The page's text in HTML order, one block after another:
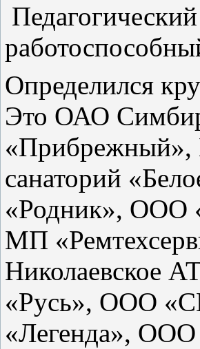
Определился
Это ОАО
«Прибрежный»,
санаторий
«Родник», ООО
МП
Николаевское
«Русь», ООО
«Легенда»,